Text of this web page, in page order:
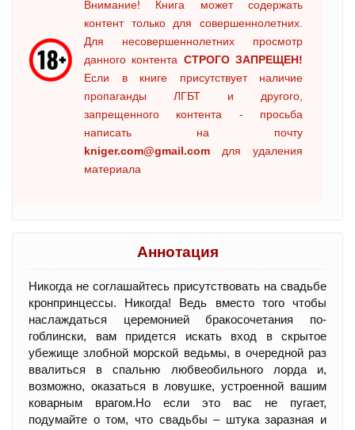
Внимание! Книга может содержать
контент только для совершеннолетних.
Для несовершеннолетних просмотр
данного контента СТРОГО ЗАПРЕЩЕН!
Если в книге присутствует наличие
пропаганды ЛГБТ и другого,
запрещенного контента - просьба
написать на почту
kniger.com@gmail.com для удаления
материала
Аннотация
Никогда не соглашайтесь присутствовать на свадьбе
кронпринцессы. Никогда! Ведь вместо того чтобы
наслаждаться церемонией бракосочетания по-
гоблински, вам придется искать вход в скрытое
убежище злобной морской ведьмы, в очередной раз
ввалиться в спальню любвеобильного лорда и,
возможно, оказаться в ловушке, устроенной вашим
коварным врагом.Но если это вас не пугает,
подумайте о том, что свадьбы – штука заразная и